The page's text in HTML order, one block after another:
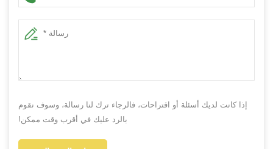
إذا كانت لديك أسئلة أو اقتراحات، فالرجاء ترك لنا رسالة، وسوف نقوم
بالرد عليك في أقرب وقت ممكن!